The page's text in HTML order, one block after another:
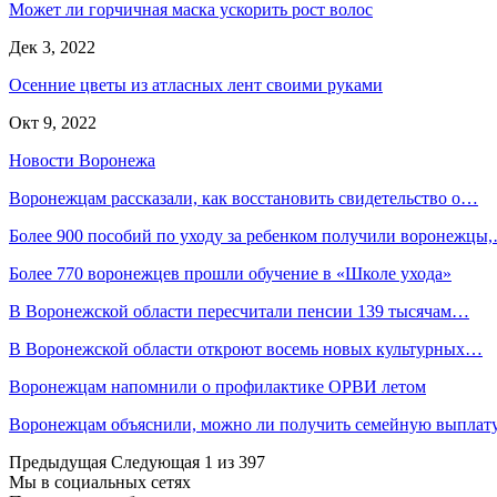
Может ли горчичная маска ускорить рост волос
Дек 3, 2022
Осенние цветы из атласных лент своими руками
Окт 9, 2022
Новости Воронежа
Воронежцам рассказали, как восстановить свидетельство о…
Более 900 пособий по уходу за ребенком получили
Более 770 воронежцев прошли обучение в «Школе ухода»
В Воронежской области пересчитали пенсии 139 тысячам…
В Воронежской области откроют восемь новых культурных…
Воронежцам напомнили о профилактике ОРВИ летом
Воронежцам объяснили, можно ли получить семейную
Предыдущая Следующая 1 из 397
Мы в социальных сетях